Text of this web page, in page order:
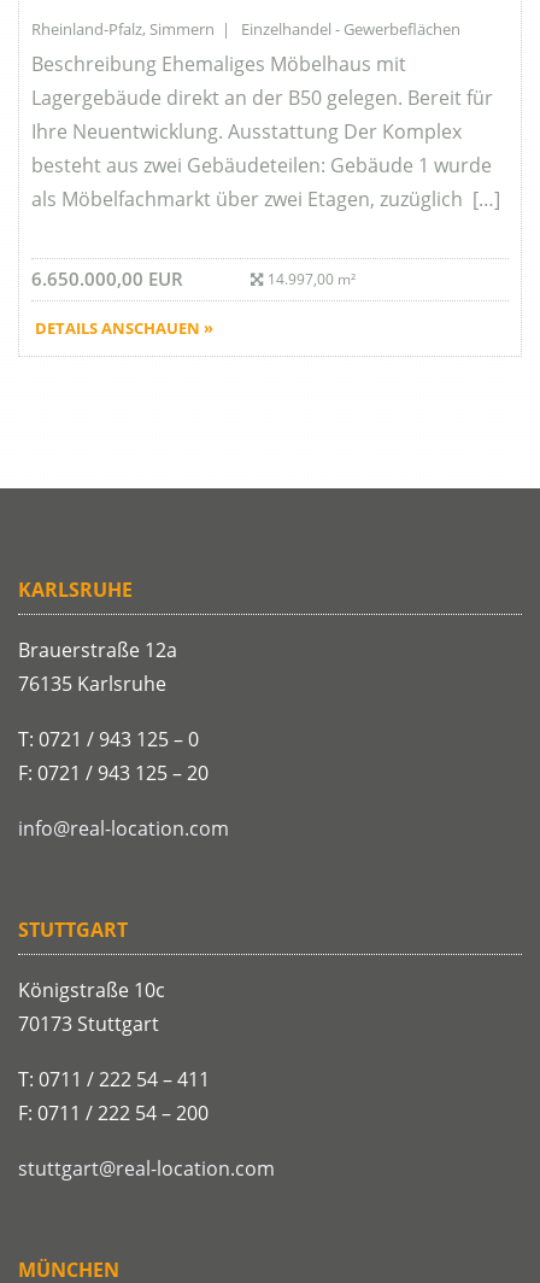
Rheinland-Pfalz, Simmern | Einzelhandel - Gewerbeflächen
Beschreibung Ehemaliges Möbelhaus mit
Lagergebäude direkt an der B50 gelegen. Bereit für
Ihre Neuentwicklung. Ausstattung Der Komplex
besteht aus zwei Gebäudeteilen: Gebäude 1 wurde
als Möbelfachmarkt über zwei Etagen, zuzüglich […]
6.650.000,00 EUR 14.997,00 m²
DETAILS ANSCHAUEN »
KARLSRUHE
Brauerstraße 12a
76135 Karlsruhe
T: 0721 / 943 125 – 0
F: 0721 / 943 125 – 20
info@real-location.com
STUTTGART
Königstraße 10c
70173 Stuttgart
T: 0711 / 222 54 – 411
F: 0711 / 222 54 – 200
stuttgart@real-location.com
MÜNCHEN